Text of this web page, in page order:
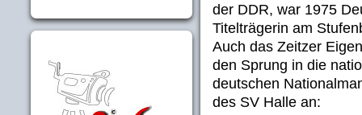
der DDR, war 1975
Titelträgerin am
Auch das Zeitzer
den Sprung in die
deutschen
des SV Halle an: